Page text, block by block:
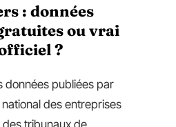
: données
ou vrai
?
données publiées par
national des entreprises